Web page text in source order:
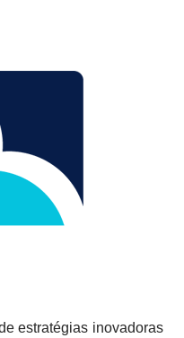
estratégias inovadoras